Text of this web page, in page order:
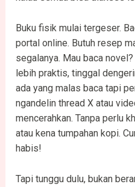
Buku fisik mulai tergeser.
portal online. Butuh resep
segalanya. Mau baca
lebih praktis, tinggal
ada yang malas baca tapi
ngandelin thread X atau
mencerahkan. Tanpa perlu
atau kena tumpahan kopi.
habis!
Tapi tunggu dulu, bukan